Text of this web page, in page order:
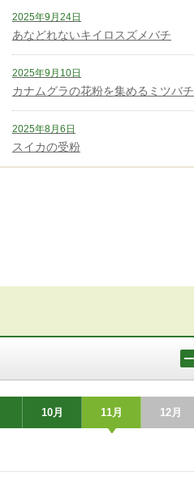
2025年9月24日
あなどれないキイロスズメバチ
2025年9月10日
カナムグラの花粉を集めるミツバチ
2025年8月6日
スイカの受粉
10月 11月 12月